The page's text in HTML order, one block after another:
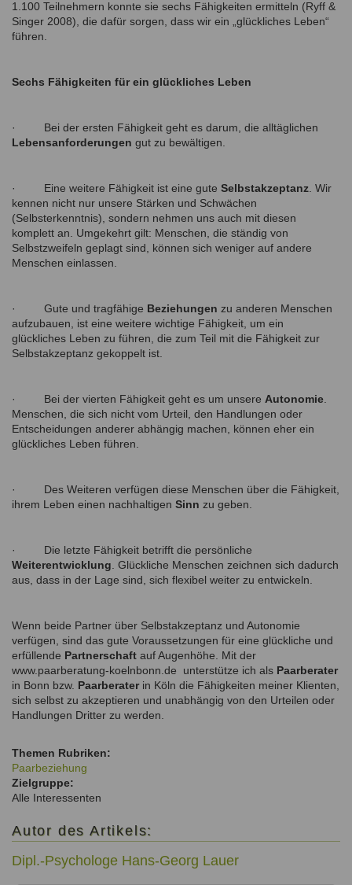
1.100 Teilnehmern konnte sie sechs Fähigkeiten ermitteln (Ryff &
Singer 2008), die dafür sorgen, dass wir ein „glückliches Leben“
führen.
Sechs Fähigkeiten für ein glückliches Leben
·
Bei der ersten Fähigkeit geht es darum, die alltäglichen
Lebensanforderungen gut zu bewältigen.
· Eine weitere Fähigkeit ist eine gute Selbstakzeptanz . Wir
kennen nicht nur unsere Stärken und Schwächen
(Selbsterkenntnis), sondern nehmen uns auch mit diesen
komplett an. Umgekehrt gilt: Menschen, die ständig von
Selbstzweifeln geplagt sind, können sich weniger auf andere
Menschen einlassen.
· Gute und tragfähige Beziehungen zu anderen Menschen
aufzubauen, ist eine weitere wichtige Fähigkeit, um ein
glückliches Leben zu führen, die zum Teil mit die Fähigkeit zur
Selbstakzeptanz gekoppelt ist.
· Bei der vierten Fähigkeit geht es um unsere Autonomie
Menschen, die sich nicht vom Urteil, den Handlungen oder
Entscheidungen anderer abhängig machen, können eher ein
glückliches Leben führen.
·
Des Weiteren verfügen diese Menschen über die Fähigkeit,
ihrem Leben einen nachhaltigen Sinn zu geben.
·
Die letzte Fähigkeit betrifft die persönliche
Weiterentwicklung . Glückliche Menschen zeichnen sich dadurch
aus, dass in der Lage sind, sich flexibel weiter zu entwickeln.
Wenn beide Partner über Selbstakzeptanz und Autonomie
verfügen, sind das gute Voraussetzungen für eine glückliche und
erfüllende Partnerschaft auf Augenhöhe. Mit der
www.paarberatung-koelnbonn.de unterstütze ich als Paarberater
in Bonn bzw. Paarberater in Köln die Fähigkeiten meiner Klienten,
sich selbst zu akzeptieren und unabhängig von den Urteilen oder
Handlungen Dritter zu werden.
Themen Rubriken:
Paarbeziehung
Zielgruppe:
Alle Interessenten
Autor des Artikels:
Dipl.-Psychologe Hans-Georg Lauer